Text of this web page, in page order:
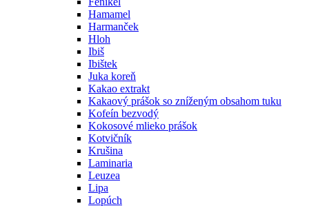
Hamamel
Harmanček
Hloh
Ibiš
Ibištek
Juka koreň
Kakao extrakt
Kakaový prášok so zníženým obsahom tuku
Kofeín bezvodý
Kokosové mlieko prášok
Kotvičník
Krušina
Laminaria
Leuzea
Lipa
Lopúch